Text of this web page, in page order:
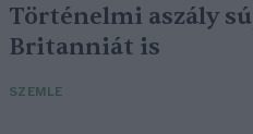
Történelmi aszály
Britanniát is
SZEMLE